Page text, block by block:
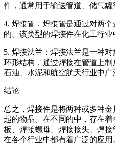
件，通常用于输送管道、储气罐
4. 焊接管：焊接管是通过对两
的。该类型的焊接件在化工行业
5. 焊接法兰：焊接法兰是一种
环形结构，通过焊接在管道上制
石油、水泥和航空航天行业中广
结论
总之，焊接件是将两种或多种
起的物品。在不同的中，存在
板、焊接螺母、焊接接头、焊
在各个行业中都有着广泛的应用